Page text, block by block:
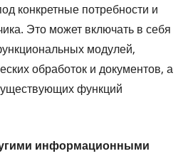
конкретные потребности и
Это может включать в себя
модулей,
обработок и документов, а
функций
информационными